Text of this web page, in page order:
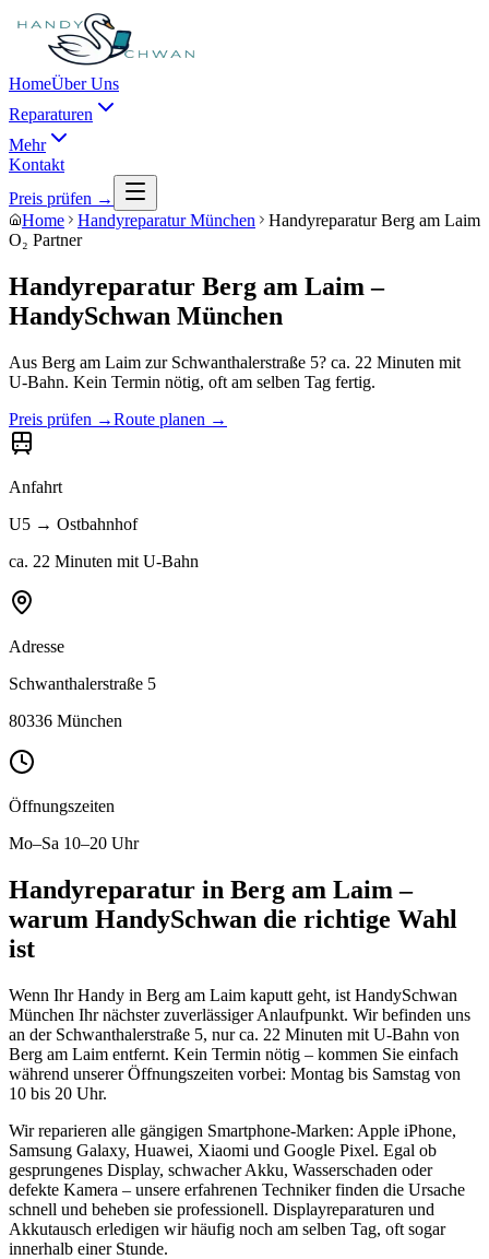
HomeÜber Uns
Reparaturen
Mehr
Kontakt
Preis prüfen →
Home
Handyreparatur München
Handyreparatur Berg am Laim
O₂ Partner
Handyreparatur Berg am Laim –
HandySchwan München
Aus Berg am Laim zur Schwanthalerstraße 5? ca. 22 Minuten mit
U-Bahn. Kein Termin nötig, oft am selben Tag fertig.
Preis prüfen →Route planen →
Anfahrt
U5 → Ostbahnhof
ca. 22 Minuten mit U-Bahn
Adresse
Schwanthalerstraße 5
80336 München
Öffnungszeiten
Mo–Sa 10–20 Uhr
Handyreparatur in Berg am Laim –
warum HandySchwan die richtige Wahl
ist
Wenn Ihr Handy in Berg am Laim kaputt geht, ist HandySchwan
München Ihr nächster zuverlässiger Anlaufpunkt. Wir befinden uns
an der Schwanthalerstraße 5, nurca. 22 Minuten mit U-Bahn von
Berg am Laim entfernt. Kein Termin nötig – kommen Sie einfach
während unserer Öffnungszeiten vorbei: Montag bis Samstag von
10 bis 20 Uhr.
Wir reparieren alle gängigen Smartphone-Marken: Apple iPhone,
Samsung Galaxy, Huawei, Xiaomi und Google Pixel. Egal ob
gesprungenes Display, schwacher Akku, Wasserschaden oder
defekte Kamera – unsere erfahrenen Techniker finden die Ursache
schnell und beheben sie professionell. Displayreparaturen und
Akkutausch erledigen wir häufig noch am selben Tag, oft sogar
innerhalb einer Stunde.